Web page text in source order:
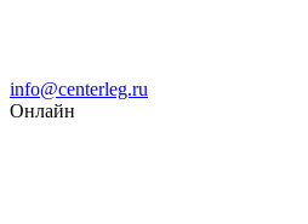
Email
info@centerleg.ru
Онлайн